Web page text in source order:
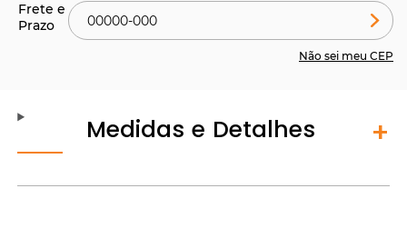
Não sei meu CEP
Medidas e Detalhes